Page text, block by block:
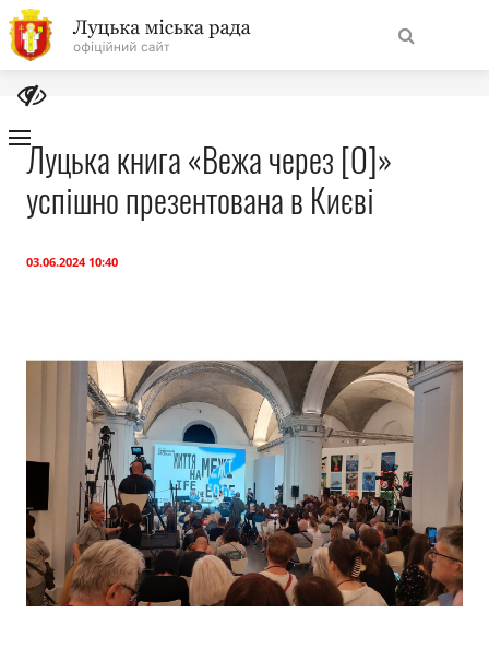
На
головну
НавігаціяПро місто
Бюджет
Публічна інформація
Прозорість влади
Документи
Луцька книга «Вежа через [О]»
успішно презентована в Києві
03.06.2024 10:40